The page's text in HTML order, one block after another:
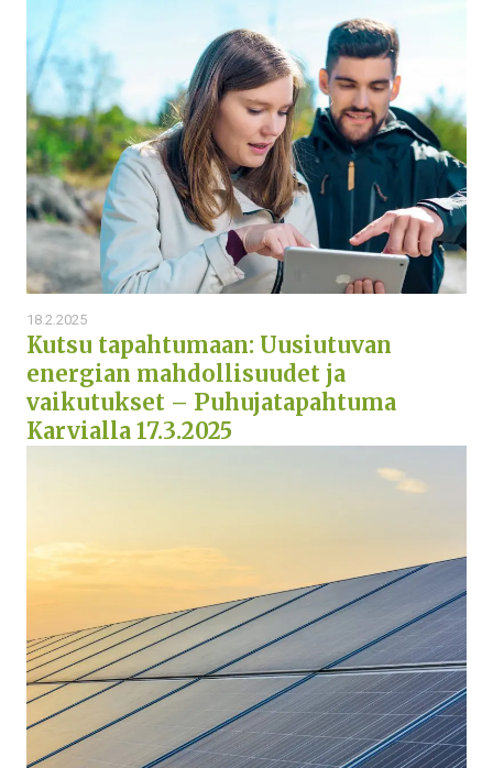
Mitä teemme
Tule mukaan
Hankkeet
Ajankohtaista
Ota yhteyttä
18.2.2025
Kutsu tapahtumaan: Uusiutuvan
energian mahdollisuudet ja
vaikutukset – Puhujatapahtuma
Karvialla 17.3.2025